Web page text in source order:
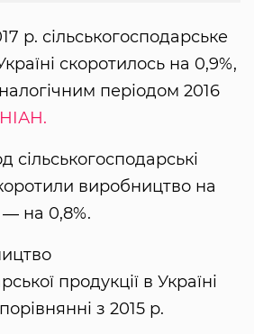
р. сільськогосподарське
скоротилось на 0,9%,
періодом 2016
сільськогосподарські
виробництво на
― на 0,8%.
продукції в Україні
з 2015 р.